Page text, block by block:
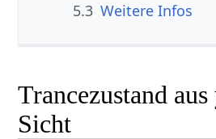
5.3 Weitere Infos
Trancezustand
Sicht